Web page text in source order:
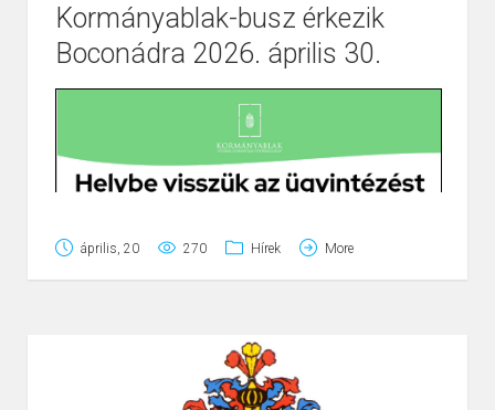
Page 1/ 1 Zoom100%
Kormányablak-busz érkezik
Boconádra 2026. április 30.
április, 20 270 Hírek More